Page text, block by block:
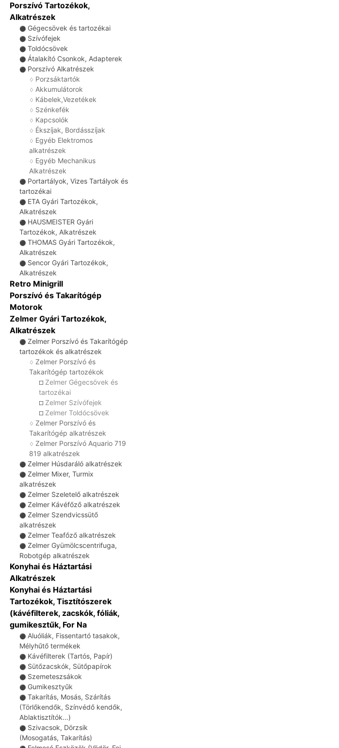
Porszívó Tartozékok,
Alkatrészek
⚫ Gégecsövek és tartozékai
⚫ Szívófejek
⚫ Toldócsövek
⚫ Átalakító Csonkok, Adapterek
⚫ Porszívó Alkatrészek
♢ Porzsáktartók
♢ Akkumulátorok
♢ Kábelek,Vezetékek
♢ Szénkefék
♢ Kapcsolók
♢ Ékszíjak, Bordásszíjak
♢ Egyéb Elektromos
alkatrészek
♢ Egyéb Mechanikus
Alkatrészek
⚫ Portartályok, Vizes Tartályok és
tartozékai
⚫ ETA Gyári Tartozékok,
Alkatrészek
⚫ HAUSMEISTER Gyári
Tartozékok, Alkatrészek
⚫ THOMAS Gyári Tartozékok,
Alkatrészek
⚫ Sencor Gyári Tartozékok,
Alkatrészek
Retro Minigrill
Porszívó és Takarítógép
Motorok
Zelmer Gyári Tartozékok,
Alkatrészek
⚫ Zelmer Porszívó és Takarítógép
tartozékok és alkatrészek
♢ Zelmer Porszívó és
Takarítógép tartozékok
☐ Zelmer Gégecsövek és
tartozékai
☐ Zelmer Szívófejek
☐ Zelmer Toldócsövek
♢ Zelmer Porszívó és
Takarítógép alkatrészek
♢ Zelmer Porszívó Aquario 719
819 alkatrészek
⚫ Zelmer Húsdaráló alkatrészek
⚫ Zelmer Mixer, Turmix
alkatrészek
⚫ Zelmer Szeletelő alkatrészek
⚫ Zelmer Kávéfőző alkatrészek
⚫ Zelmer Szendvicssütő
alkatrészek
⚫ Zelmer Teafőző alkatrészek
⚫ Zelmer Gyümölcscentrifuga,
Robotgép alkatrészek
Konyhai és Háztartási
Alkatrészek
Konyhai és Háztartási
Tartozékok, Tisztítószerek
(kávéfilterek, zacskók, fóliák,
gumikesztűk, For Na
⚫ Aluóliák, Fissentartó tasakok,
Mélyhűtő termékek
⚫ Kávéfilterek (Tartós, Papír)
⚫ Sütőzacskók, Sütőpapírok
⚫ Szemeteszsákok
⚫ Gumikesztyűk
⚫ Takarítás, Mosás, Szárítás
(Törlőkendők, Színvédő kendők,
Ablaktisztítók...)
⚫ Szivacsok, Dörzsik
(Mosogatás, Takarítás)